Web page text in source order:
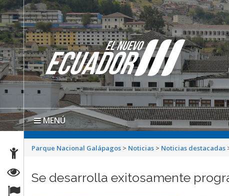
MENÚ
Parque Nacional Galápagos > Noticias > Noticias destacadas
Se desarrolla exitosamente